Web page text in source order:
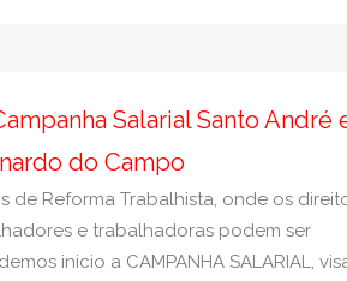
Salarial Santo André
do Campo
de Reforma Trabalhista, onde os
e trabalhadoras podem ser
inicio a CAMPANHA SALARIAL,